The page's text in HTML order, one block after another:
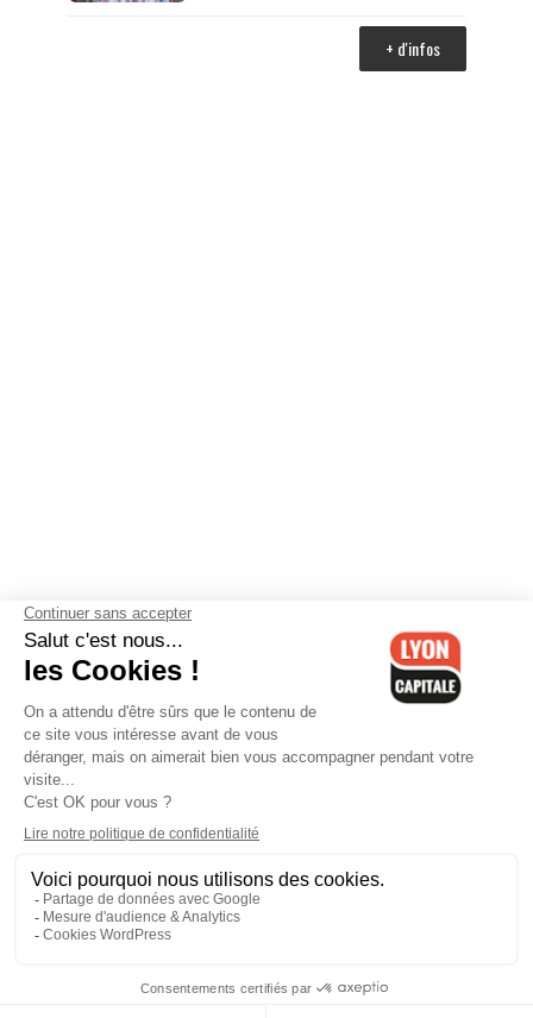
+ d'infos
Contactez-nous-Mentions légales-CGV-Politique de
confidentialité-Gestion des cookies
Cedex 06